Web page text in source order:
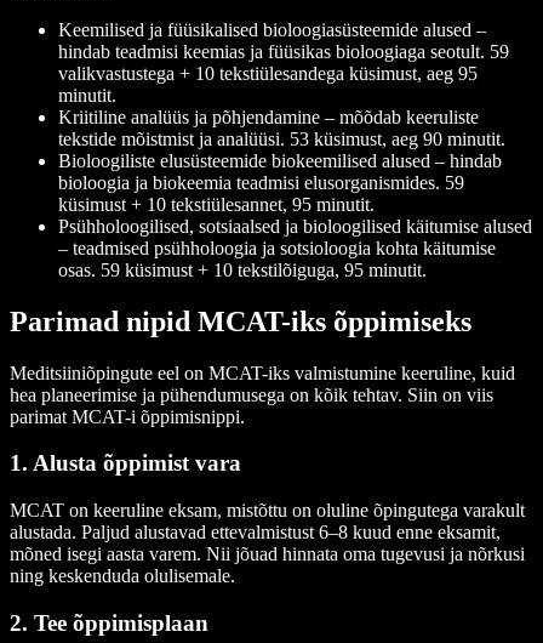
Keemilised ja füüsikalised bioloogiasüsteemide alused –
hindab teadmisi keemias ja füüsikas bioloogiaga seotult. 59
valikvastustega + 10 tekstiülesandega küsimust, aeg 95
minutit.
Kriitiline analüüs ja põhjendamine – mõõdab keeruliste
tekstide mõistmist ja analüüsi. 53 küsimust, aeg 90 minutit.
Bioloogiliste elusüsteemide biokeemilised alused – hindab
bioloogia ja biokeemia teadmisi elusorganismides. 59
küsimust + 10 tekstiülesannet, 95 minutit.
Psühholoogilised, sotsiaalsed ja bioloogilised käitumise alused
– teadmised psühholoogia ja sotsioloogia kohta käitumise
osas. 59 küsimust + 10 tekstilõiguga, 95 minutit.
Parimad nipid MCAT-iks õppimiseks
Meditsiiniõpingute eel on MCAT-iks valmistumine keeruline, kuid
hea planeerimise ja pühendumusega on kõik tehtav. Siin on viis
parimat MCAT-i õppimisnippi.
1. Alusta õppimist vara
MCAT on keeruline eksam, mistõttu on oluline õpingutega varakult
alustada. Paljud alustavad ettevalmistust 6–8 kuud enne eksamit,
mõned isegi aasta varem. Nii jõuad hinnata oma tugevusi ja nõrkusi
ning keskenduda olulisemale.
2. Tee õppimisplaan